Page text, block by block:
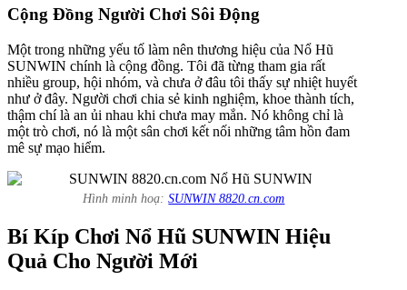
Cộng Đồng Người Chơi Sôi Động
Một trong những yếu tố làm nên thương hiệu của Nổ Hũ
SUNWIN chính là cộng đồng. Tôi đã từng tham gia rất
nhiều group, hội nhóm, và chưa ở đâu tôi thấy sự nhiệt huyết
như ở đây. Người chơi chia sẻ kinh nghiệm, khoe thành tích,
thậm chí là an ủi nhau khi chưa may mắn. Nó không chỉ là
một trò chơi, nó là một sân chơi kết nối những tâm hồn đam
mê sự mạo hiểm.
Hình minh hoạ:SUNWIN 8820.cn.com
Bí Kíp Chơi Nổ Hũ SUNWIN Hiệu
Quả Cho Người Mới